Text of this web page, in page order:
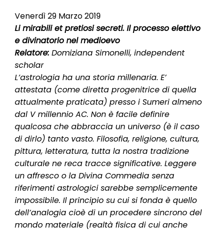
Venerdì 29 Marzo 2019
Li mirabili et pretiosi secreti. Il processo elettivo
e divinatorio nel medioevo
Relatore: Domiziana Simonelli, independent
scholar
L’astrologia ha una storia millenaria. E’
attestata (come diretta progenitrice di quella
attualmente praticata) presso i Sumeri almeno
dal V millennio AC. Non è facile definire
qualcosa che abbraccia un universo (è il caso
di dirlo) tanto vasto. Filosofia, religione, cultura,
pittura, letteratura, tutta la nostra tradizione
culturale ne reca tracce significative. Leggere
un affresco o la Divina Commedia senza
riferimenti astrologici sarebbe semplicemente
impossibile. Il principio su cui si fonda è quello
dell’analogia cioè di un procedere sincrono del
mondo materiale (realtà fisica di cui anche